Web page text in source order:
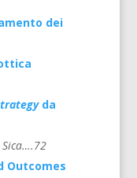
dei
da
Sica….72
Outcomes